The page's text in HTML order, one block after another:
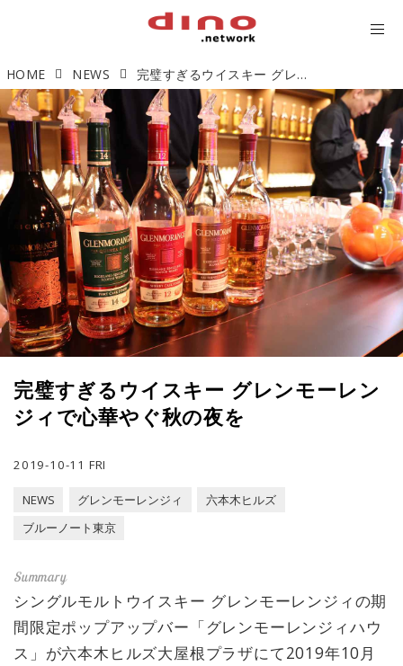
HOME NEWS 完璧すぎるウイスキー グレンモーレンジィで心華やぐ秋の夜を
完璧すぎるウイスキー グレンモーレン
ジィで心華やぐ秋の夜を
2019-10-11 FRI
NEWS グレンモーレンジィ
六本木ヒルズ
ブルーノート東京
シングルモルトウイスキー グレンモーレンジィの期
間限定ポップアップバー「グレンモーレンジィハウ
ス」が六本木ヒルズ大屋根プラザにて2019年10月